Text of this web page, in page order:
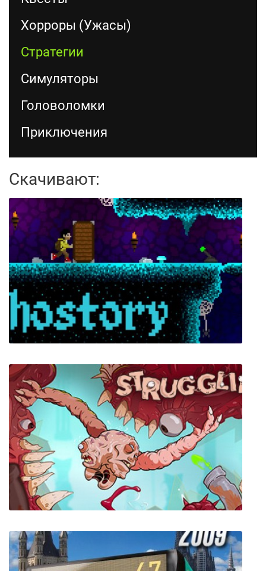
Хорроры (Ужасы)
Стратегии
Симуляторы
Головоломки
Приключения
Скачивают:
Ghostory